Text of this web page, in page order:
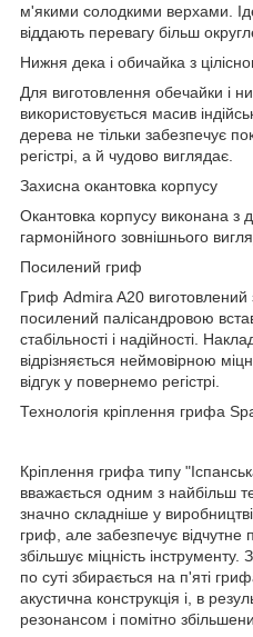
м'якими солодкими верхами.
віддають перевагу більш
Нижня дека і обичайка з
Для виготовлення обечайки і
використовується масив
дерева не тільки забезпечує
регістрі, а й чудово виглядає.
Захисна окантовка корпусу
Окантовка корпусу виконана з
гармонійного зовнішнього
Посилений гриф
Гриф Admira A20 виготовлений
посилений палісандровою
стабільності і надійності.
відрізняється неймовірною
відгук у повернемо регістрі.
Технологія кріплення грифа
Кріплення грифа типу
вважається одним з найбільш
значно складніше у
гриф, але забезпечує відчутне
збільшує міцність
по суті збирається на п'яті
акустична конструкція і, в
резонансом і помітно